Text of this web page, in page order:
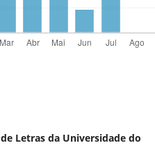
Letras da Universidade do